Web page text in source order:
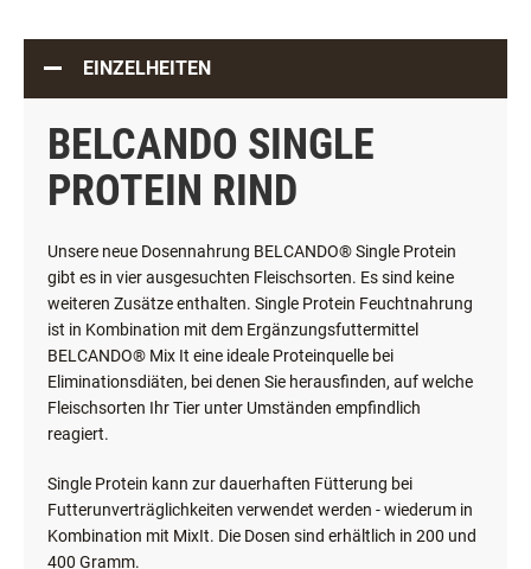
EINZELHEITEN
BELCANDO SINGLE
PROTEIN RIND
Unsere neue Dosennahrung BELCANDO® Single Protein
gibt es in vier ausgesuchten Fleischsorten. Es sind keine
weiteren Zusätze enthalten. Single Protein Feuchtnahrung
ist in Kombination mit dem Ergänzungsfuttermittel
BELCANDO® Mix It eine ideale Proteinquelle bei
Eliminationsdiäten, bei denen Sie herausfinden, auf welche
Fleischsorten Ihr Tier unter Umständen empfindlich
reagiert.
Single Protein kann zur dauerhaften Fütterung bei
Futterunverträglichkeiten verwendet werden - wiederum in
Kombination mit MixIt. Die Dosen sind erhältlich in 200 und
400 Gramm.